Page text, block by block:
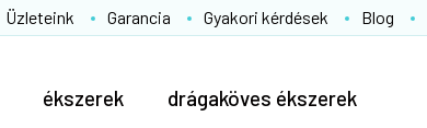
Üzleteink Garancia Gyakori kérdések Blog
ékszerek drágaköves ékszerek